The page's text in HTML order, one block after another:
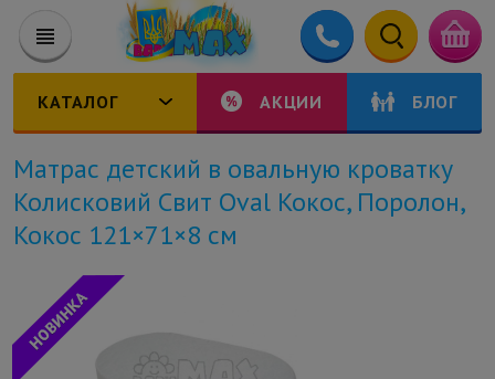
КАТАЛОГ АКЦИИ БЛОГ
Матрас детский в овальную кроватку
Колисковий Свит Oval Кокос, Поролон,
Кокос 121×71×8 см